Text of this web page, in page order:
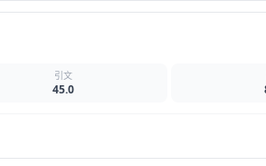
引文
45.0